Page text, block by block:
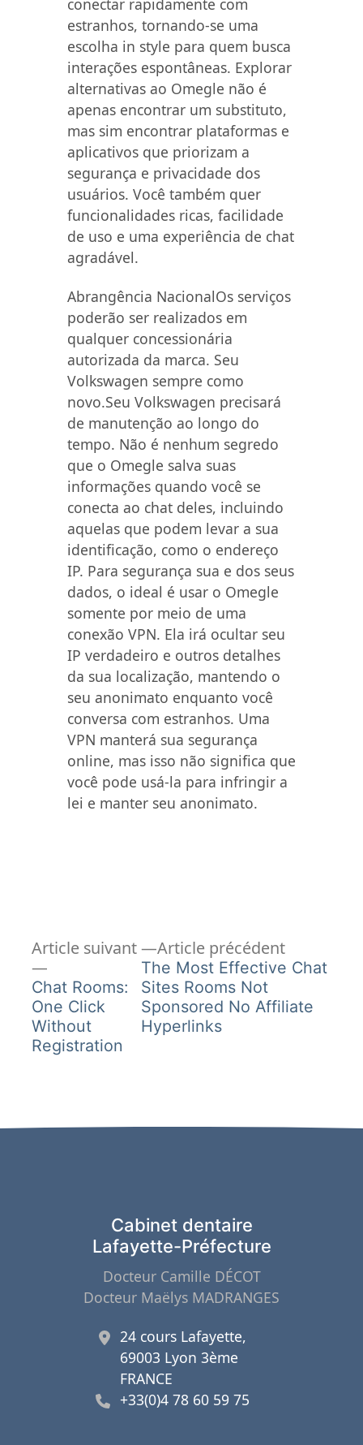
conectar rapidamente com
estranhos, tornando-se uma
escolha in style para quem busca
interações espontâneas. Explorar
alternativas ao Omegle não é
apenas encontrar um substituto,
mas sim encontrar plataformas e
aplicativos que priorizam a
segurança e privacidade dos
usuários. Você também quer
funcionalidades ricas, facilidade
de uso e uma experiência de chat
agradável.
Abrangência NacionalOs serviços
poderão ser realizados em
qualquer concessionária
autorizada da marca. Seu
Volkswagen sempre como
novo.Seu Volkswagen precisará
de manutenção ao longo do
tempo. Não é nenhum segredo
que o Omegle salva suas
informações quando você se
conecta ao chat deles, incluindo
aquelas que podem levar a sua
identificação, como o endereço
IP. Para segurança sua e dos seus
dados, o ideal é usar o Omegle
somente por meio de uma
conexão VPN. Ela irá ocultar seu
IP verdadeiro e outros detalhes
da sua localização, mantendo o
seu anonimato enquanto você
conversa com estranhos. Uma
VPN manterá sua segurança
online, mas isso não significa que
você pode usá-la para infringir a
lei e manter seu anonimato.
Navigation
de
l’article
Article précédentArticle
The Most Effective Chat
Sites Rooms Not
Sponsored No Affiliate
Hyperlinks
Article suivant
Article
suivant :
Chat Rooms:
One Click
Without
Registration
Cabinet dentaire
Lafayette-Préfecture
Docteur Camille DÉCOT
Docteur Maëlys MADRANGES
24 cours Lafayette,
69003 Lyon 3ème
FRANCE
+33(0)4 78 60 59 75